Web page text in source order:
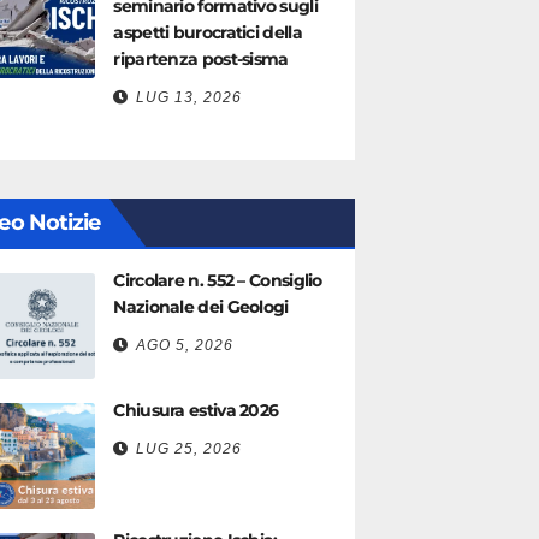
seminario formativo sugli
aspetti burocratici della
ripartenza post-sisma
LUG 13, 2026
Notizie
Circolare n. 552 – Consiglio
Nazionale dei Geologi
AGO 5, 2026
Chiusura estiva 2026
LUG 25, 2026